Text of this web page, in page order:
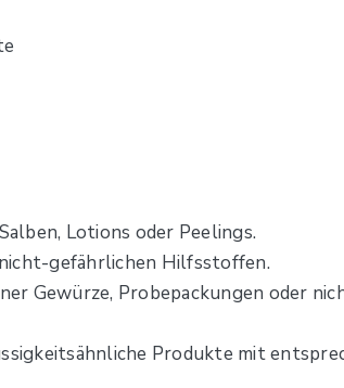
Lotions oder Peelings.
gefährlichen Hilfsstoffen.
Gewürze, Probepackungen oder
Produkte mit